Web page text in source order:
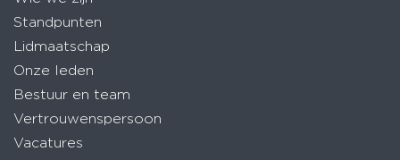
Standpunten
Lidmaatschap
Onze leden
Bestuur en team
Vertrouwenspersoon
Vacatures